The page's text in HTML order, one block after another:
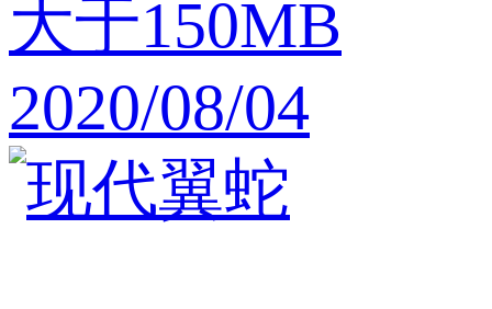
大于150MB
2020/08/04